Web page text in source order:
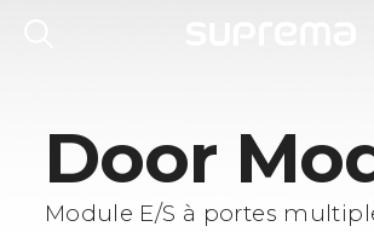
Door
Module E/S à portes